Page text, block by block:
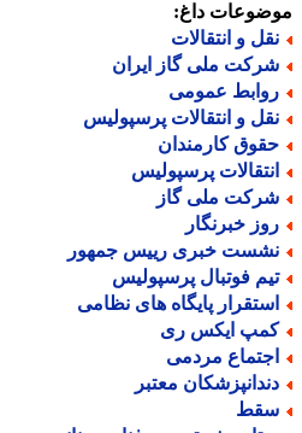
داغ:
و انتقالات
ملی گاز ایران
عمومی
و انتقالات پرسپولیس
کارمندان
پرسپولیس
ملی گاز
خبرنگار
خبری رییس جمهور
فوتبال پرسپولیس
پایگاه های نظامی
ایکس ری
مردمی
معتبر